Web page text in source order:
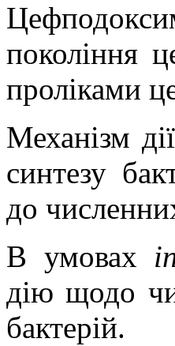
покоління
проліками
Механізм
синтезу
до
В умовах
дію щодо
бактерій.